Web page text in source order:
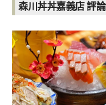
森川丼丼嘉義店評論